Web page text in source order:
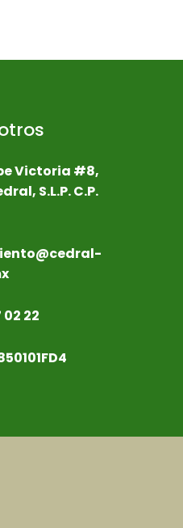
Victoria #8,
S.L.P. C.P.
22